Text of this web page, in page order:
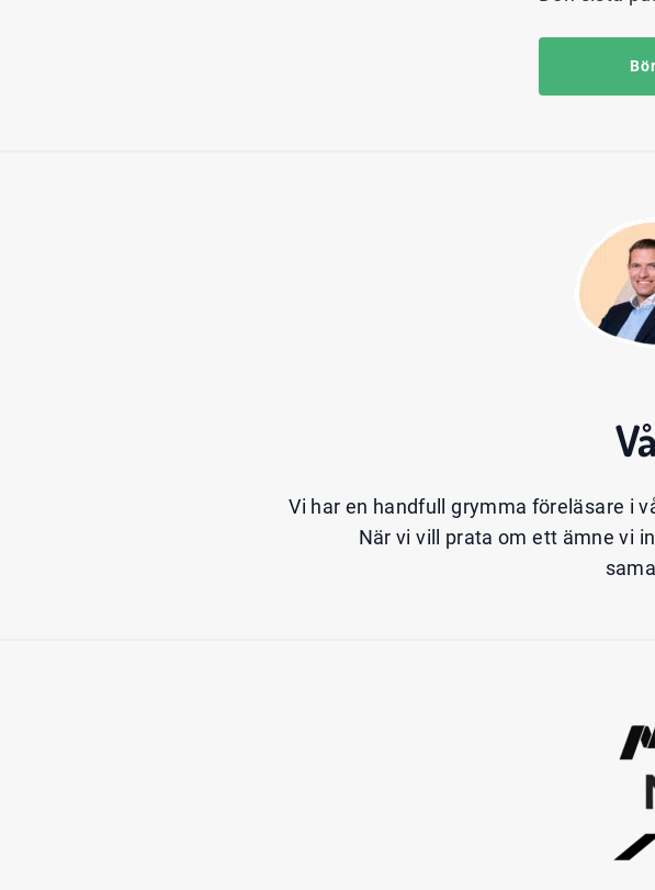
Vi har en handfull grymma föreläsare i
När vi vill prata om ett ämne vi